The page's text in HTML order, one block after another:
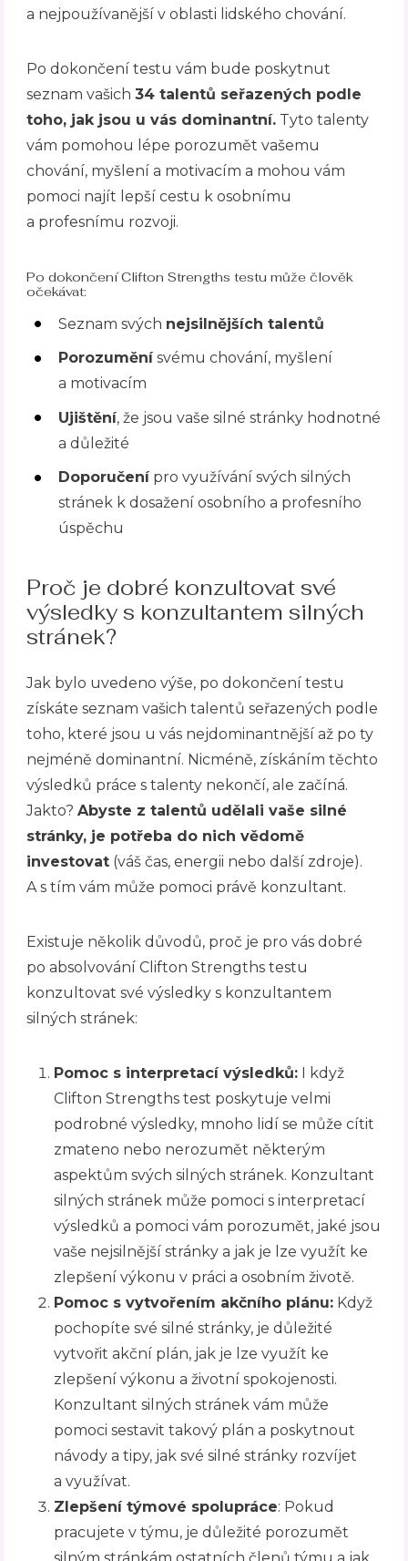
a nejpoužívanější v oblasti lidského chování.
Po dokončení testu vám bude poskytnut
seznam vašich34 talentů seřazených podle
toho, jak jsou u vás dominantní. Tyto talenty
vám pomohou lépe porozumět vašemu
chování, myšlení a motivacím a mohou vám
pomoci najít lepší cestu k osobnímu
a profesnímu rozvoji.
Po dokončení Clifton Strengths testu může člověk
očekávat:
Seznam svých nejsilnějších talentů
Porozuměnísvému chování, myšlení
a motivacím
Ujištění, že jsou vaše silné stránky hodnotné
a důležité
Doporučenípro využívání svých silných
stránek k dosažení osobního a profesního
úspěchu
Proč je dobré konzultovat své
výsledky s konzultantem silných
stránek?
Jak bylo uvedeno výše, po dokončení testu
získáte seznam vašich talentů seřazených podle
toho, které jsou u vás nejdominantnější až po ty
nejméně dominantní. Nicméně, získáním těchto
výsledků práce s talenty nekončí, ale začíná.
Jakto?Abyste z talentů udělali vaše silné
stránky, je potřeba do nich vědomě
investovat (váš čas, energii nebo další zdroje).
A s tím vám může pomoci právě konzultant.
Existuje několik důvodů, proč je pro vás dobré
po absolvování Clifton Strengths testu
konzultovat své výsledky s konzultantem
silných stránek:
Pomoc s interpretací výsledků: I když
Clifton Strengths test poskytuje velmi
podrobné výsledky, mnoho lidí se může cítit
zmateno nebo nerozumět některým
aspektům svých silných stránek. Konzultant
silných stránek může pomoci s interpretací
výsledků a pomoci vám porozumět, jaké jsou
vaše nejsilnější stránky a jak je lze využít ke
zlepšení výkonu v práci a osobním životě.
Pomoc s vytvořením akčního plánu: Když
pochopíte své silné stránky, je důležité
vytvořit akční plán, jak je lze využít ke
zlepšení výkonu a životní spokojenosti.
Konzultant silných stránek vám může
pomoci sestavit takový plán a poskytnout
návody a tipy, jak své silné stránky rozvíjet
a využívat.
Zlepšení týmové spolupráce: Pokud
pracujete v týmu, je důležité porozumět